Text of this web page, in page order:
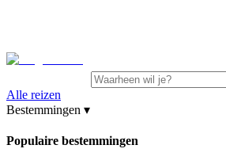
Alle reizen
Bestemmingen ▾
Populaire bestemmingen